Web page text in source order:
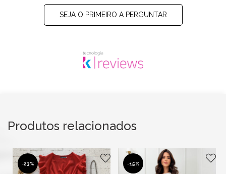
SEJA O PRIMEIRO A PERGUNTAR
Produtos relacionados
-23% -15%